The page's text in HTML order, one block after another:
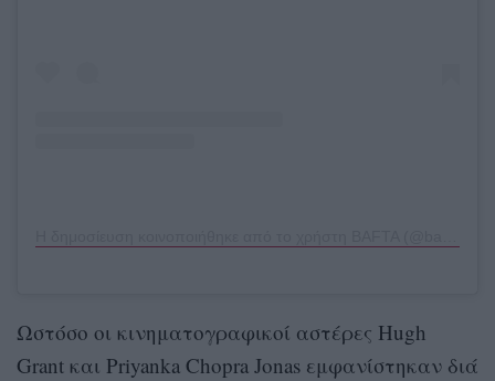
Ωστόσο οι κινηματογραφικοί αστέρες Hugh
Grant και Priyanka Chopra Jonas εμφανίστηκαν διά